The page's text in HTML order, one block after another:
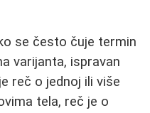
se često čuje termin
varijanta, ispravan
reč o jednoj ili više
tela, reč je o